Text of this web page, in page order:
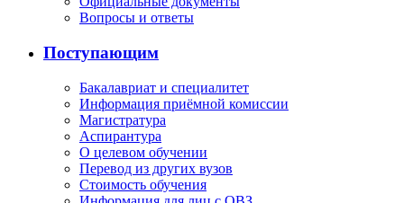
Вопросы и ответы
Поступающим
Бакалавриат и специалитет
Информация приёмной комиссии
Магистратура
Аспирантура
О целевом обучении
Перевод из других вузов
Стоимость обучения